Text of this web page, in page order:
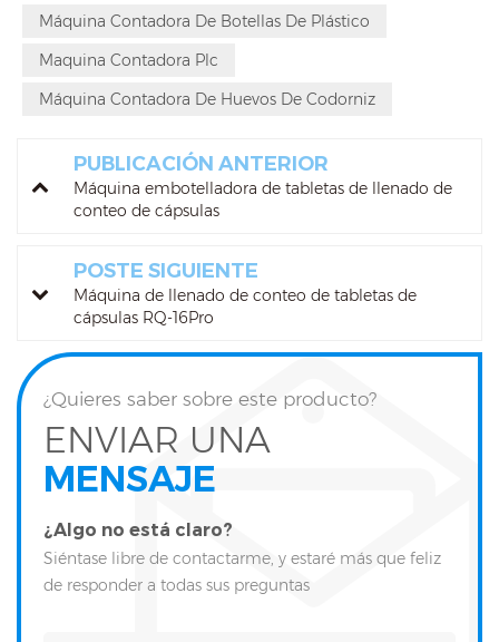
Máquina Contadora De Botellas De Plástico
Maquina Contadora Plc
Máquina Contadora De Huevos De Codorniz
PUBLICACIÓN ANTERIOR
Máquina embotelladora de tabletas de llenado de
conteo de cápsulas
POSTE SIGUIENTE
Máquina de llenado de conteo de tabletas de
cápsulas RQ-16Pro
¿Quieres saber sobre este producto?
ENVIAR UNA
MENSAJE
¿Algo no está claro?
Siéntase libre de contactarme, y estaré más que feliz
de responder a todas sus preguntas